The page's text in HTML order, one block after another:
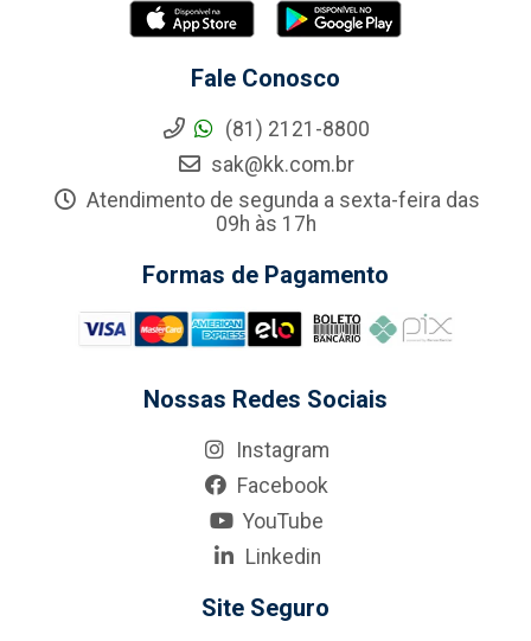
Fale Conosco
(81) 2121-8800
sak@kk.com.br
Atendimento de segunda a sexta-feira das
09h às 17h
Formas de Pagamento
Nossas Redes Sociais
Instagram
Facebook
YouTube
Linkedin
Site Seguro